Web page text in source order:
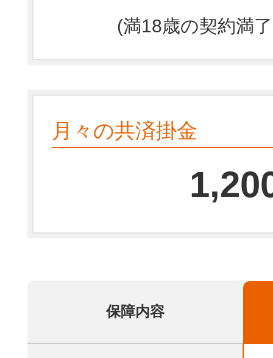
(満18歳の契約満
月々の共済掛金
保障内容